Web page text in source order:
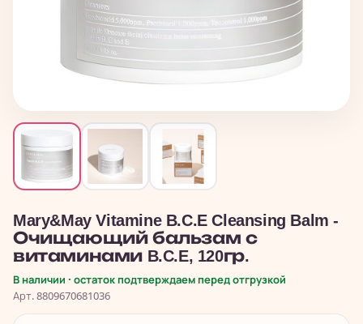
Mary&May Vitamine B.C.E Cleansing Balm -
Очищающий бальзам с
витаминами B.C.E, 120гр.
В наличии · остаток подтверждаем перед отгрузкой
Арт. 8809670681036